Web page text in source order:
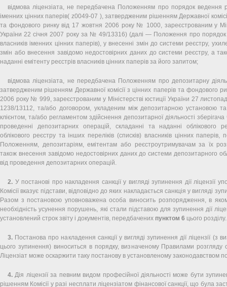
відмова ліцензіата, не передбачена Положенням про порядок ведення
іменних цінних паперів( z0049-07 ), затвердженим рішенням Державної
та фондового ринку від 17 жовтня 2006 року № 1000, зареєстрованим у
України 22 січня 2007 року за № 49/13316) (далі — Положення про порядок
власників іменних цінних паперів), у внесенні змін до системи реєстру,
змін або внесення завідомо недостовірних даних до системи реєстру, а
наданні емітенту реєстрів власників цінних паперів за його запитом;
відмова ліцензіата, не передбачена Положенням про депозитарну
затвердженим рішенням Державної комісії з цінних паперів та фондового
2006 року № 999, зареєстрованим у Міністерстві юстиції України 27
1238/13112, та/або договором, укладеним між депозитарною установою
клієнтом, та/або регламентом здійснення депозитарної діяльності
проведенні депозитарних операцій, складанні та наданні облікового
облікового реєстру та інших переліків (списків) власників цінних
Положенням, депозитаріям, емітентам або реєстроутримувачам за їх
також внесення завідомо недостовірних даних до системи депозитарного
від проведення депозитарних операцій.
2. У постанові про накладення санкції у вигляді зупинення дії ліцензії
Комісії вказує підстави, відповідно до яких накладається санкція у вигляді
Разом з постановою уповноважена особа виносить розпорядження, в
необхідність усунення порушень, які стали підставою для зупинення дії
установлений строк звіту і документів, передбачених пунктом 6 цього розділу.
3. Постанова про накладення санкції у вигляді зупинення дії ліцензії (з
цього зупинення) виноситься в порядку, визначеному Правилами розгляду
Ліцензіат може оскаржити таку постанову в установленому законодавством
4. Дія ліцензії за певним видом професійної діяльності може бути
рішенням Комісії у разі несплати ліцензіатом фінансової санкції, що була